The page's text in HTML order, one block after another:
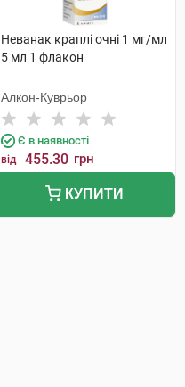
Неванак краплі очні 1 мг/мл
5 мл 1 флакон
Алкон-Куврьор
Є в наявності
від 455.30 грн
КУПИТИ